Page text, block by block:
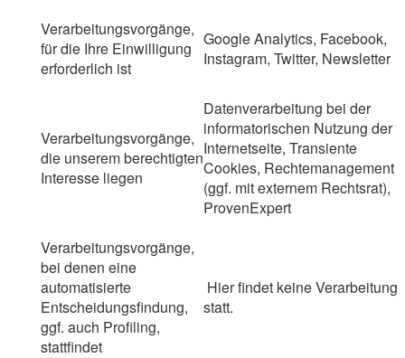
Verarbeitungsvorgänge,
für die Ihre Einwilligung
erforderlich ist
Google Analytics, Facebook,
Instagram, Twitter, Newsletter
Verarbeitungsvorgänge,
die unserem berechtigten
Interesse liegen
Datenverarbeitung bei der
informatorischen Nutzung der
Internetseite, Transiente
Cookies, Rechtemanagement
(ggf. mit externem Rechtsrat),
ProvenExpert
Verarbeitungsvorgänge,
bei denen eine
automatisierte
Entscheidungsfindung,
ggf. auch Profiling,
stattfindet
Hier findet keine Verarbeitung
statt.